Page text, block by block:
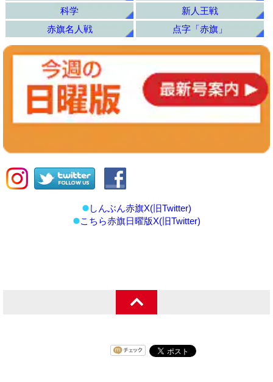
科学
新人王戦
赤旗名人戦
点字「赤旗」
しんぶん赤旗X(旧Twitter)
こちら赤旗日曜版X(旧Twitter)